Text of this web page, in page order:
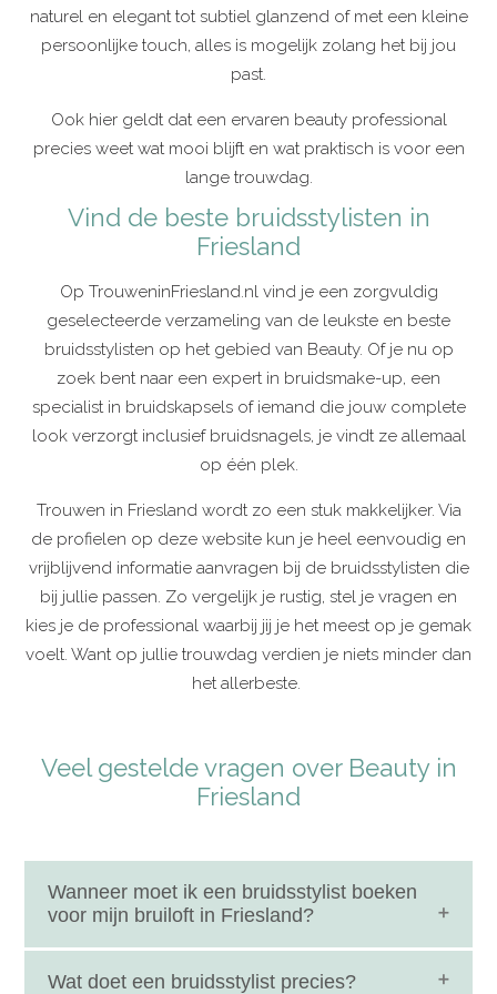
naturel en elegant tot subtiel glanzend of met een kleine
persoonlijke touch, alles is mogelijk zolang het bij jou
past.
Ook hier geldt dat een ervaren beauty professional
precies weet wat mooi blijft en wat praktisch is voor een
lange trouwdag.
Vind de beste bruidsstylisten in
Friesland
Op TrouweninFriesland.nl vind je een zorgvuldig
geselecteerde verzameling van de leukste en beste
bruidsstylisten op het gebied van Beauty. Of je nu op
zoek bent naar een expert in bruidsmake-up, een
specialist in bruidskapsels of iemand die jouw complete
look verzorgt inclusief bruidsnagels, je vindt ze allemaal
op één plek.
Trouwen in Friesland wordt zo een stuk makkelijker. Via
de profielen op deze website kun je heel eenvoudig en
vrijblijvend informatie aanvragen bij de bruidsstylisten die
bij jullie passen. Zo vergelijk je rustig, stel je vragen en
kies je de professional waarbij jij je het meest op je gemak
voelt. Want op jullie trouwdag verdien je niets minder dan
het allerbeste.
Veel gestelde vragen over Beauty in
Friesland
Wanneer moet ik een bruidsstylist boeken
voor mijn bruiloft in Friesland?
Het is verstandig om je bruidsstylist zo vroeg
Wat doet een bruidsstylist precies?